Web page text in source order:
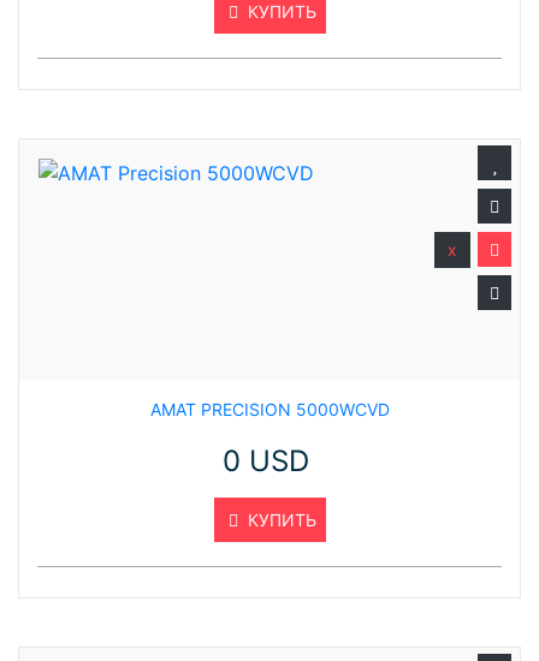
КУПИТЬ
AMAT PRECISION 5000WCVD
0 USD
КУПИТЬ
x